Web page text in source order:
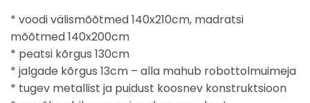
* voodi välismõõtmed 140x210cm, madratsi
mõõtmed 140x200cm
* peatsi kõrgus 130cm
* jalgade kõrgus 13cm – alla mahub robottolmuimeja
* tugev metallist ja puidust koosnev konstruktsioon